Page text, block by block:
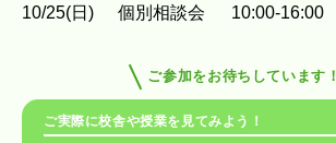
10/25(日) 個別相談会 10:00-16:00
ご参加をお待ちしています！
ご実際に校舎や授業を見てみよう！